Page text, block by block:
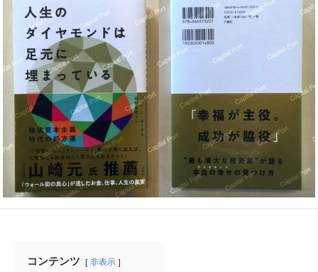
日
コンテンツ 非表示